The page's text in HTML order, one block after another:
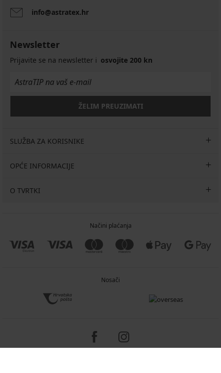
info@astratex.hr
Newsletter
Prijavite se na newsletter i osvojite 200 kn
ŽELIM PREUZIMATI
SLUŽBA ZA KORISNIKE
OPĆE INFORMACIJE
O TVRTKI
Načini plaćanja
Nosači